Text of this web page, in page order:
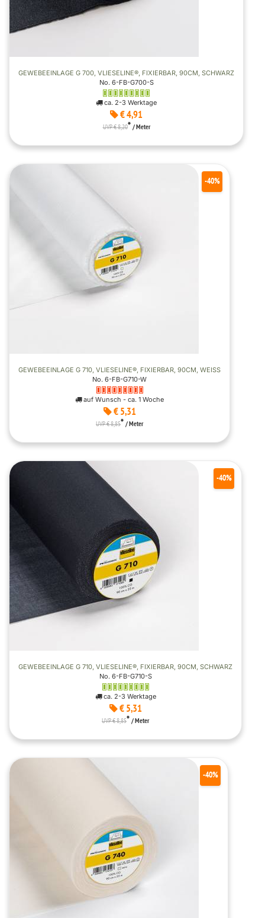
GEWEBEEINLAGE G 700, VLIESELINE®, FIXIERBAR, 90CM, SCHWARZ
No. 6-FB-G700-S
ca. 2-3 Werktage
€ 4,91
UVP € 8,20* / Meter
GEWEBEEINLAGE G 710, VLIESELINE®, FIXIERBAR, 90CM, WEISS
No. 6-FB-G710-W
auf Wunsch - ca. 1 Woche
€ 5,31
-40%
UVP € 8,85* / Meter
GEWEBEEINLAGE G 710, VLIESELINE®, FIXIERBAR, 90CM, SCHWARZ
No. 6-FB-G710-S
ca. 2-3 Werktage
€ 5,31
-40%
UVP € 8,85* / Meter
-40%